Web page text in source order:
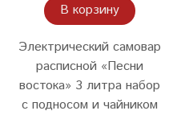
В корзину
Электрический самовар
расписной «Песни
востока» 3 литра набор
с подносом и чайником